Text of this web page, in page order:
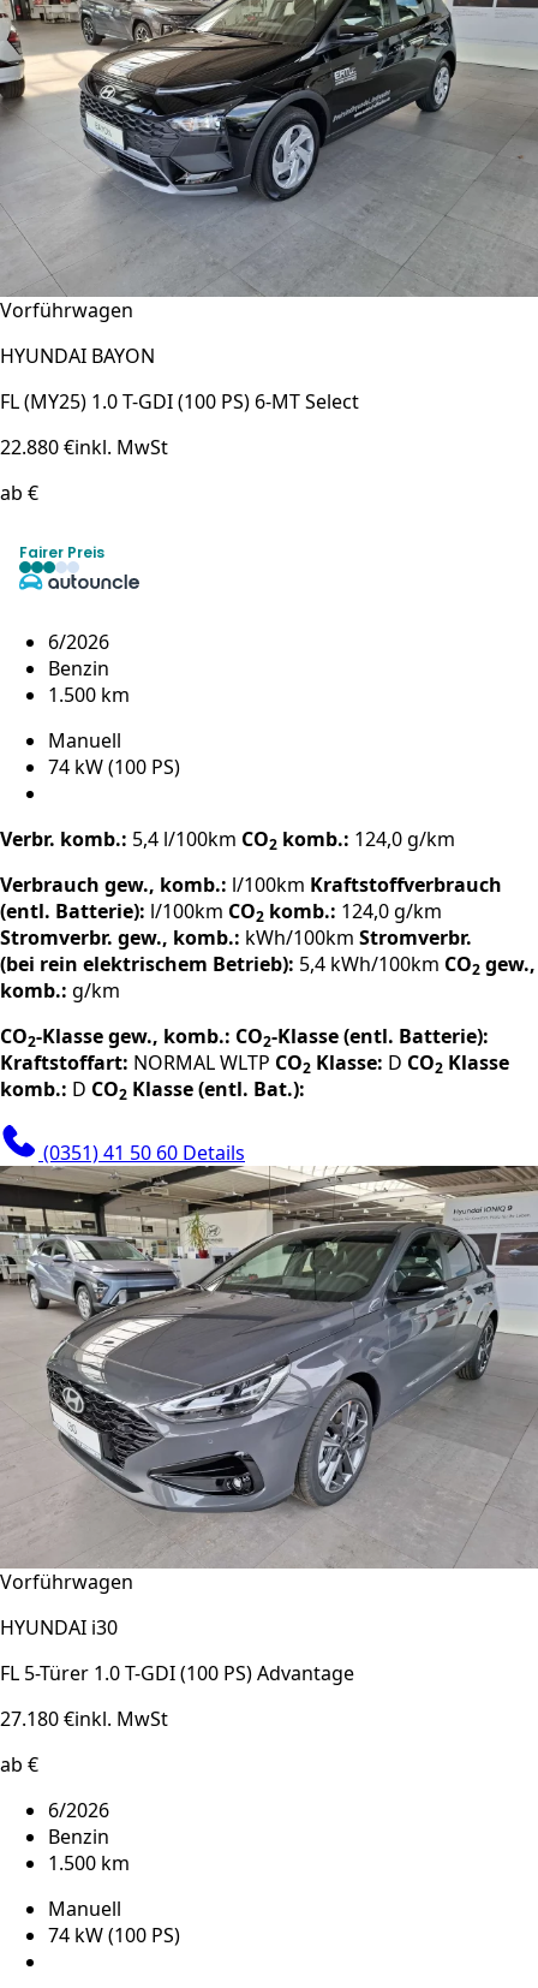
Vorführwagen
HYUNDAI BAYON
FL (MY25) 1.0 T-GDI (100 PS) 6-MT Select
22.880 €inkl. MwSt
ab €
Fairer Preis
6/2026
Benzin
1.500 km
Manuell
74 kW (100 PS)
Verbr. komb.: 5,4 l/100km CO2 komb.: 124,0 g/km
Verbrauch gew., komb.: l/100km Kraftstoffverbrauch
(entl. Batterie): l/100km CO2 komb.: 124,0 g/km
Stromverbr. gew., komb.: kWh/100km Stromverbr.
(bei rein elektrischem Betrieb): 5,4 kWh/100km CO2 gew.,
komb.: g/km
CO2-Klasse gew., komb.: CO2-Klasse (entl. Batterie):
Kraftstoffart: NORMALWLTP CO2 Klasse: D CO2 Klasse
komb.: D CO2 Klasse (entl. Bat.):
(0351) 41 50 60 Details
Vorführwagen
HYUNDAI i30
FL 5-Türer 1.0 T-GDI (100 PS) Advantage
27.180 €inkl. MwSt
ab €
6/2026
Benzin
1.500 km
Manuell
74 kW (100 PS)